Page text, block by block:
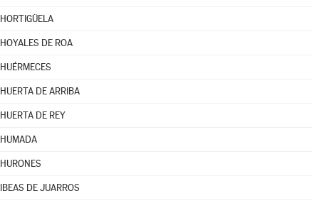
HORTIGÜELA
HOYALES DE ROA
HUÉRMECES
HUERTA DE ARRIBA
HUERTA DE REY
HUMADA
HURONES
IBEAS DE JUARROS